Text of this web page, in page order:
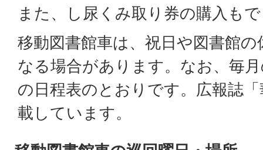
また、し尿くみ取り券の購入も
移動図書館車は、祝日や図書館
なる場合があります。なお、毎
の日程表のとおりです。広報誌
載しています。